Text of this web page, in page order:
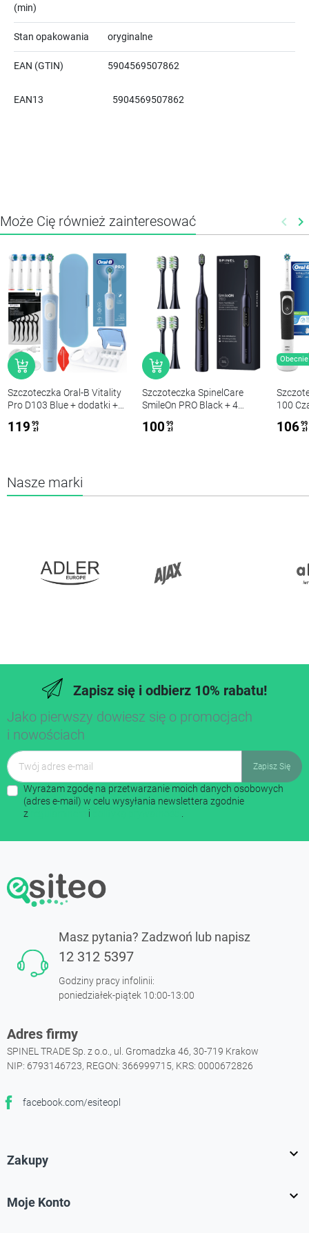
(min)
Stan opakowania oryginalne
EAN (GTIN) 5904569507862
EAN13 5904569507862
Może Cię również zainteresować keyboard_arrow_left keyboard_arrow_right
Szczoteczka Oral-B Vitality
Pro D103 Blue + dodatki +
119 99
zł
Szczoteczka SpinelCare
SmileOn PRO Black + 4
100 99
zł
100
106 99
zł
Nasze marki
Zapisz się i odbierz 10% rabatu!
Jako pierwszy dowiesz się o promocjach
i nowościach
Wyrażam zgodę na przetwarzanie moich danych osobowych
(adres e-mail) w celu wysyłania newslettera zgodnie
z
i
Masz pytania? Zadzwoń lub napisz
12 312 5397
Godziny pracy infolinii:
poniedziałek-piątek 10:00-13:00
Adres firmy
SPINEL TRADE Sp. z o.o., ul. Gromadzka 46, 30-719 Krakow
NIP: 6793146723, REGON: 366999715, KRS: 0000672826
facebook.com/esiteopl
Facebook
Zakupy 
Moje Konto 